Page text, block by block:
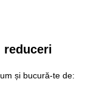
reduceri
și bucură-te de: